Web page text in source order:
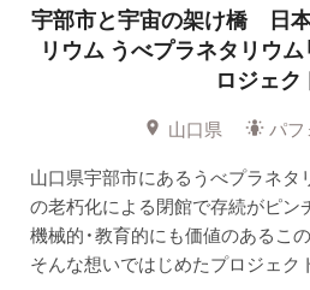
宇部市と宇宙の架け橋 日
リウムうべプラネタリウム
ロジェク
山口県
パフ
山口県宇部市にあるうべプラネタ
の老朽化による閉館で存続がピン
機械的・教育的にも価値のあるこ
そんな想いではじめたプロジェク